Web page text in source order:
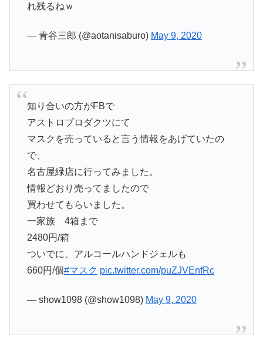
れ残るねｗ
— 青谷三郎 (@aotanisaburo) May 9, 2020
知り合いの方がFBで
アストロプロダクツにて
マスクを売っていると言う情報をあげていたの
で、
名古屋緑店に行ってみました。
情報どおり売ってましたので
買わせてもらいました。
一家族 4箱まで
2480円/箱
ついでに、アルコールハンドジェルも
660円/個#マスク pic.twitter.com/puZJVEnfRc
— show1098 (@show1098) May 9, 2020